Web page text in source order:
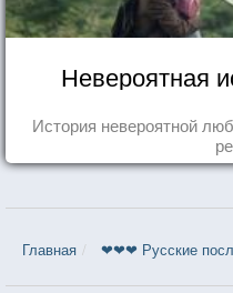
Невероятная
История невероятной
Главная ❤❤❤ Русские